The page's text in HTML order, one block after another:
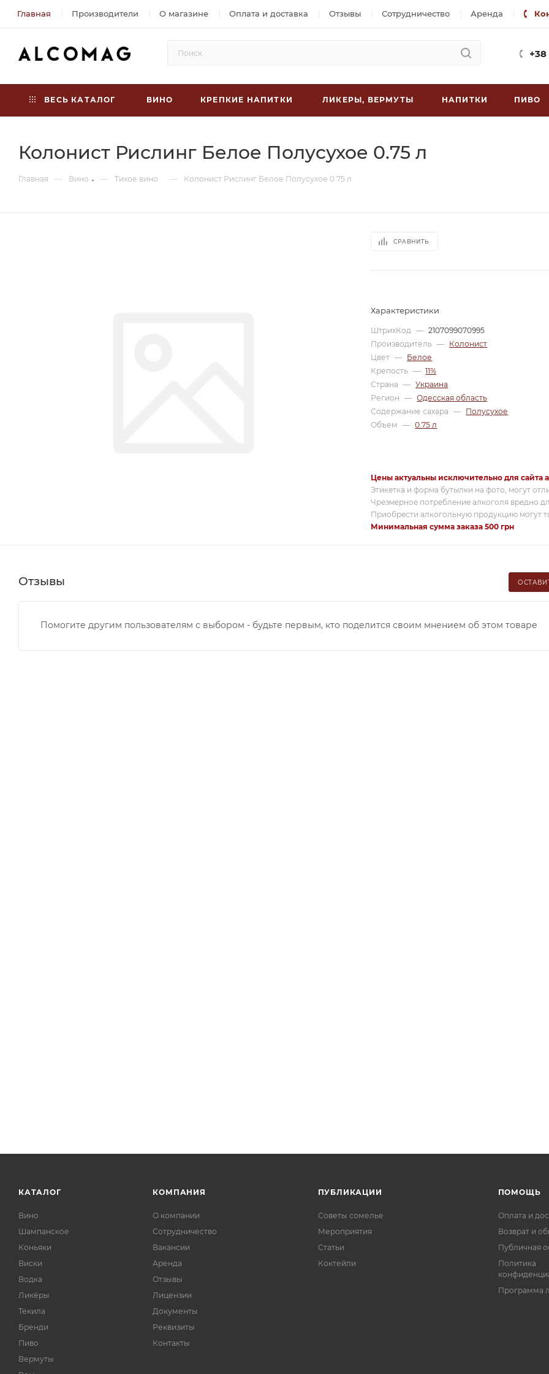
Главная Производители О магазине Оплата и доставка Отзывы Сотрудничество Аренда
ВЕСЬ КАТАЛОГ ВИНО КРЕПКИЕ НАПИТКИ ЛИКЕРЫ, ВЕРМУТЫ НАПИТКИ ПИВО
Колонист Рислинг Белое Полуcухое 0.75 л
Главная — Вино — Тихое вино — Колонист Рислинг Белое Полуcухое 0.75 л
СРАВНИТЬ
Характеристики
ШтрихКод — 2107099070995
Производитель — Колонист
Цвет — Белое
Крепость — 11%
Страна
— Украина
Регион
— Одесская область
Содержание сахара
— Полусухое
Объем
— 0.75 л
Цены актуальны исключительно для сайта
Этикетка и форма бутылки на фото, могут
Чрезмерное потребление алкоголя вредно
Приобрести алкогольную продукцию могут
Минимальная сумма заказа 500 грн
Отзывы
Помогите другим пользователям с выбором - будьте первым, кто поделится своим мнением об этом товаре
КАТАЛОГ
Вино
Шампанское
Коньяки
Виски
Водка
Ликёры
Текила
Бренди
Пиво
Вермуты
КОМПАНИЯ
О компании
Сотрудничество
Вакансии
Аренда
Отзывы
Лицензии
Документы
Реквизиты
Контакты
ПУБЛИКАЦИИ
Советы сомелье
Мероприятия
Статьи
Коктейли
ПОМОЩЬ
Оплата и
Возврат и
Публичная
Политика
Программа